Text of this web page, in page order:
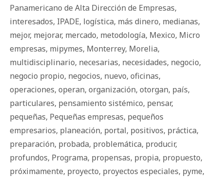
Panamericano de Alta Dirección de Empresas,
interesados, IPADE, logística, más dinero, medianas,
mejor, mejorar, mercado, metodología, Mexico, Micro
empresas, mipymes, Monterrey, Morelia,
multidisciplinario, necesarias, necesidades, negocio,
negocio propio, negocios, nuevo, oficinas,
operaciones, operan, organización, otorgan, país,
particulares, pensamiento sistémico, pensar,
pequeñas, Pequeñas empresas, pequeños
empresarios, planeación, portal, positivos, práctica,
preparación, probada, problemática, producir,
profundos, Programa, propensas, propia, propuesto,
próximamente, proyecto, proyectos especiales, pyme,